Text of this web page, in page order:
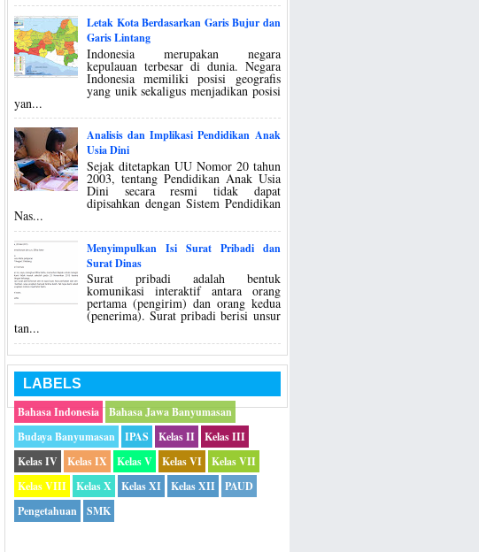
Letak Kota Berdasarkan Garis Bujur dan
Garis Lintang
Indonesia merupakan negara
kepulauan terbesar di dunia. Negara
Indonesia memiliki posisi geografis
yang unik sekaligus menjadikan posisi
yan...
Analisis dan Implikasi Pendidikan Anak
Usia Dini
Sejak ditetapkan UU Nomor 20 tahun
2003, tentang Pendidikan Anak Usia
Dini secara resmi tidak dapat
dipisahkan dengan Sistem Pendidikan
Nas...
Menyimpulkan Isi Surat Pribadi dan
Surat Dinas
Surat pribadi adalah bentuk
komunikasi interaktif antara orang
pertama (pengirim) dan orang kedua
(penerima). Surat pribadi berisi unsur
tan...
LABELS
Bahasa Indonesia
Bahasa Jawa Banyumasan
Budaya Banyumasan
IPAS Kelas II
Kelas III
Kelas IV
Kelas IX Kelas V Kelas VI
Kelas VII
Kelas VIII
Kelas X Kelas XI Kelas XII
PAUD
Pengetahuan
SMK